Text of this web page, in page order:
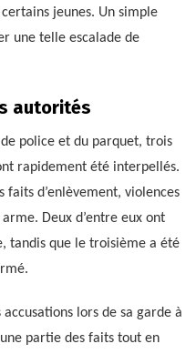
jeunes. Un simple
une telle escalade de
autorités
police et du parquet, trois
rapidement été interpellés.
faits d’enlèvement, violences
Deux d’entre eux ont
tandis que le troisième a été
accusations lors de sa garde à
partie des faits tout en